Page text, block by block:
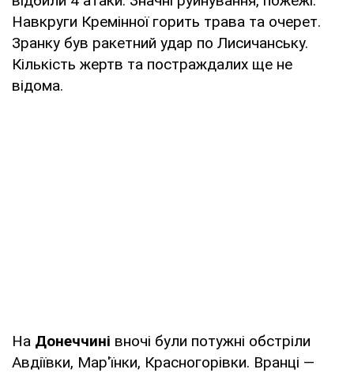
Навкруги Кремінної горить трава та очерет.
Зранку був ракетний удар по Лисичанську.
Кількість жертв та постраждалих ще не
відома.
На Донеччині вночі були потужні обстріли
Авдіївки, Мар'їнки, Красногорівки. Вранці —